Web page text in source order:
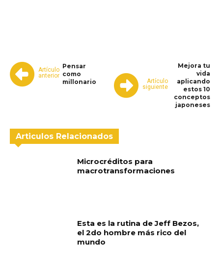
Artículo
anterior
Pensar
como
millonario
Artículo
siguiente
Mejora tu
vida
aplicando
estos 10
conceptos
japoneses
Articulos Relacionados
Microcréditos para
macrotransformaciones
Esta es la rutina de Jeff Bezos,
el 2do hombre más rico del
mundo